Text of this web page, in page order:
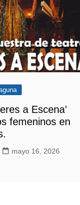
a Escena’
femeninos en
mayo 16, 2026